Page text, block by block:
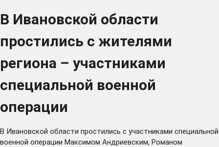
В Ивановской области
простились с жителями
региона – участниками
специальной военной
операции
В Ивановской области простились с участниками специальной
военной операции Максимом Андриевским, Романом